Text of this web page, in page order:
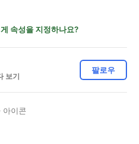
속성을 지정하나요?
보기
팔로우
아이콘